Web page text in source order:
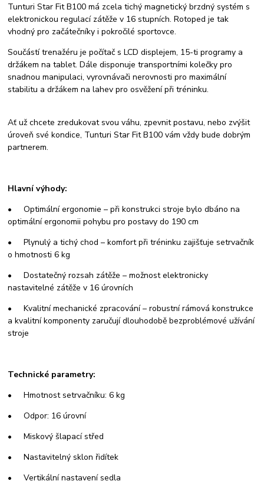
Tunturi Star Fit B100 má zcela tichý magnetický brzdný systém s
elektronickou regulací zátěže v 16 stupních. Rotoped je tak
vhodný pro začátečníky i pokročilé sportovce.
Součástí trenažéru je počítač s LCD displejem, 15-ti programy a
držákem na tablet. Dále disponuje transportními kolečky pro
snadnou manipulaci, vyrovnávači nerovnosti pro maximální
stabilitu a držákem na lahev pro osvěžení při tréninku.
Ať už chcete zredukovat svou váhu, zpevnit postavu, nebo zvýšit
úroveň své kondice, Tunturi Star Fit B100 vám vždy bude dobrým
partnerem.
Hlavní výhody:
• Optimální ergonomie – při konstrukci stroje bylo dbáno na
optimální ergonomii pohybu pro postavy do 190 cm
• Plynulý a tichý chod – komfort při tréninku zajišťuje setrvačník
o hmotnosti 6 kg
• Dostatečný rozsah zátěže – možnost elektronicky
nastavitelné zátěže v 16 úrovních
• Kvalitní mechanické zpracování – robustní rámová konstrukce
a kvalitní komponenty zaručují dlouhodobě bezproblémové užívání
stroje
Technické parametry:
• Hmotnost setrvačníku: 6 kg
• Odpor: 16 úrovní
• Miskový šlapací střed
• Nastavitelný sklon řidítek
• Vertikální nastavení sedla